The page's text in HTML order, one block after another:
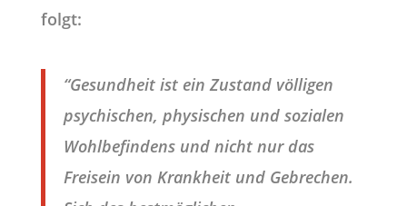
folgt:
“Gesundheit ist ein Zustand völligen
psychischen, physischen und sozialen
Wohlbefindens und nicht nur das
Freisein von Krankheit und Gebrechen.